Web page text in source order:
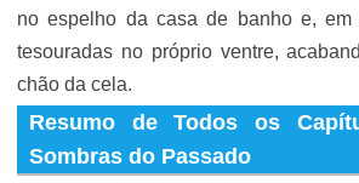
no espelho da casa de banho e, em
tesouradas no próprio ventre,
chão da cela.
Resumo de Todos os
Sombras do Passado